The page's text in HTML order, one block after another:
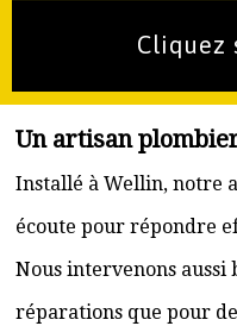
Cliquez
Un artisan
Installé à Wellin, notre
écoute pour répondre
Nous intervenons aussi
réparations que pour